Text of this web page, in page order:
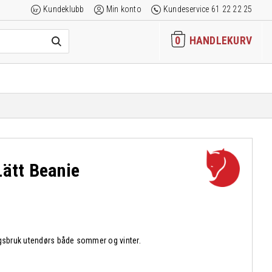
Kundeklubb Min konto Kundeservice 61 22 22 25
0 HANDLEKURV
Beanie
utendørs både sommer og vinter.